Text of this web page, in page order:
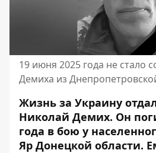
19 июня 2025 года не стало
Демиха из
Жизнь за Украину
Николай Демих. Он
года в бою у
Яр Донецкой области.